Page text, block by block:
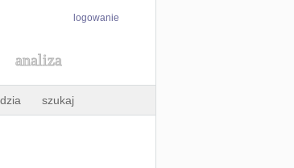
logowanie
analiza
szukaj